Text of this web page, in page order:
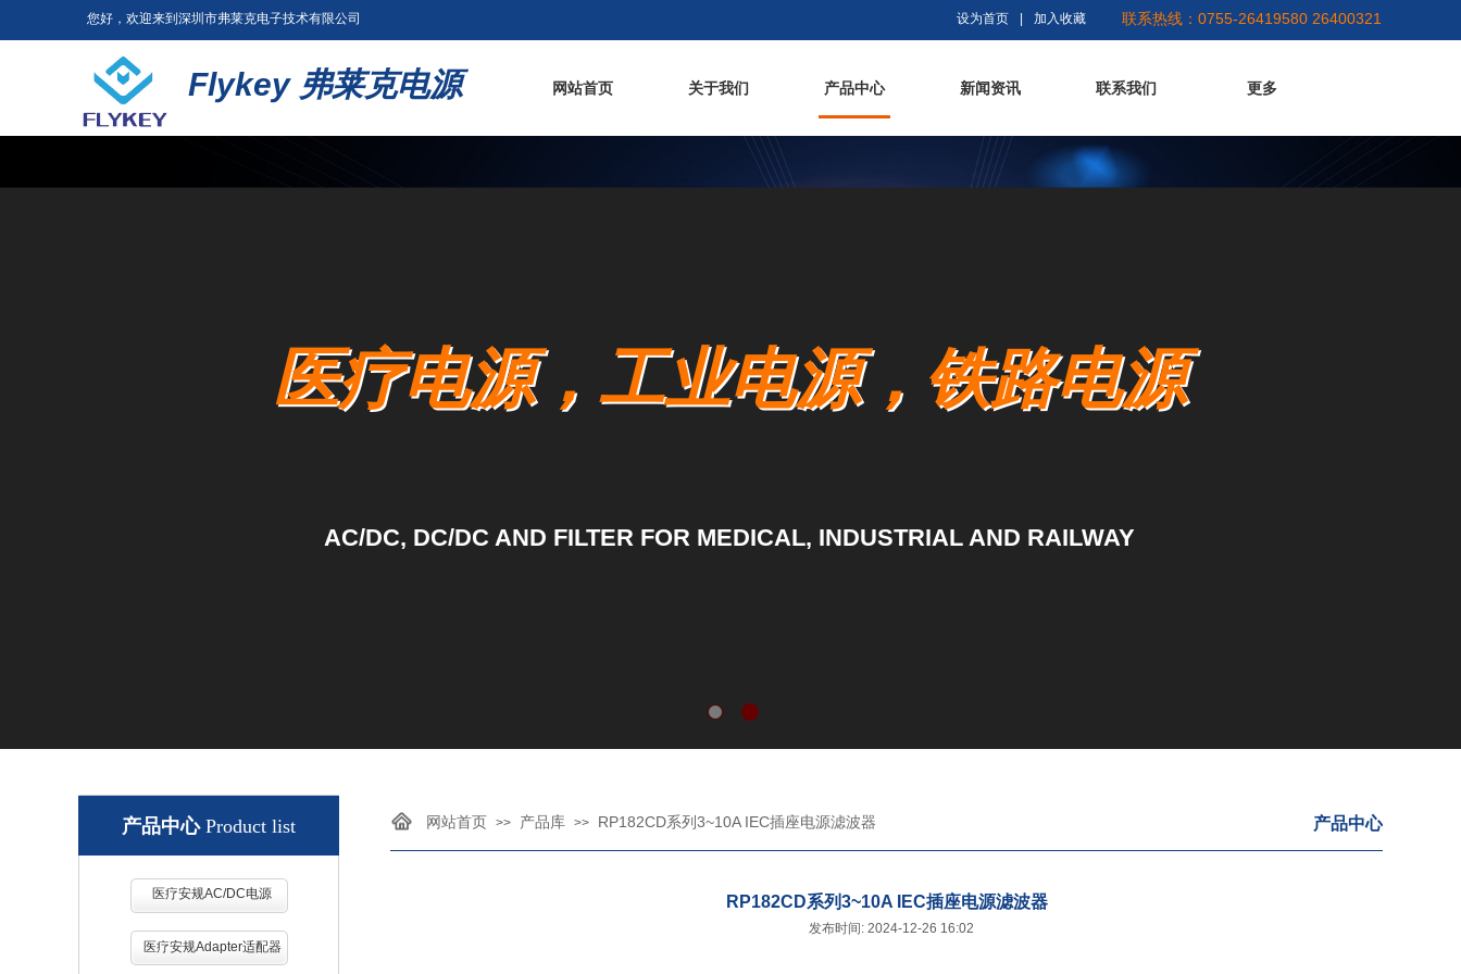
设为首页 加入收藏 联系热线：0755-26419580 26400321
您好，欢迎来到深圳市弗莱克电子技术有限公司
网站首页 关于我们 产品中心 新闻资讯 联系我们 更多
Flykey 弗莱克电源
医疗电源，工业电源，铁路电源
AC/DC, DC/DC AND FILTER FOR MEDICAL, INDUSTRIAL AND RAILWAY
网站首页 >> 产品库 >> RP182CD系列3~10A IEC插座电源滤波器 产品中心
产品中心 Product list
医疗安规AC/DC电源
医疗安规Adapter适配器
RP182CD系列3~10A IEC插座电源滤波器
发布时间: 2024-12-26 16:02